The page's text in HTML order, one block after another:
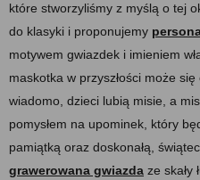
które stworzyliśmy z myślą o tej
do klasyki i proponujemy
motywem gwiazdek i imieniem
maskotka w przyszłości może
wiadomo, dzieci lubią misie, a
pomysłem na upominek, który
pamiątką oraz doskonałą,
grawerowana gwiazda ze skały